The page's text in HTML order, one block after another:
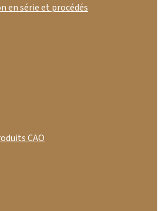
en série et procédés
CAO